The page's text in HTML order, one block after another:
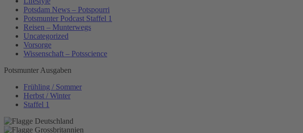
Potsdam News – Potspourri
Potsmunter Podcast Staffel 1
Reisen – Munterwegs
Uncategorized
Vorsorge
Wissenschaft – Potsscience
Potsmunter Ausgaben
Frühling / Sommer
Herbst / Winter
Staffel 1